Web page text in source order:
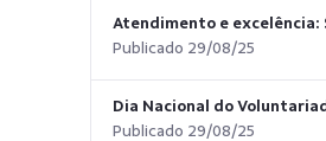
Atendimento e excelência:
Publicado 29/08/25
Dia Nacional do
Publicado 29/08/25